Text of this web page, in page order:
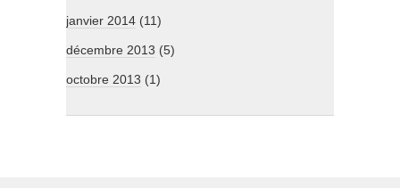
janvier 2014 (11)
décembre 2013 (5)
octobre 2013 (1)